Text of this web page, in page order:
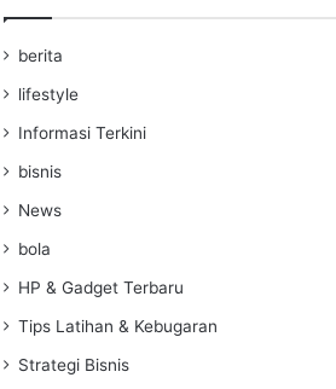
berita
lifestyle
Informasi Terkini
bisnis
News
bola
HP & Gadget Terbaru
Tips Latihan & Kebugaran
Strategi Bisnis